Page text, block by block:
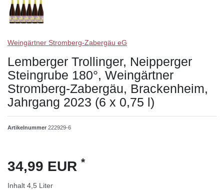
Weingärtner Stromberg-Zabergäu eG
Lemberger Trollinger, Neipperger
Steingrube 180°, Weingärtner
Stromberg-Zabergäu, Brackenheim,
Jahrgang 2023 (6 x 0,75 l)
Artikelnummer 222929-6
34,99 EUR *
Inhalt 4,5 Liter